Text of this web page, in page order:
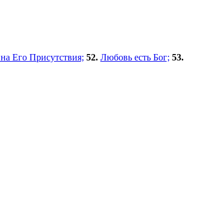
Его Присутствия; 52. Любовь есть Бог; 53.